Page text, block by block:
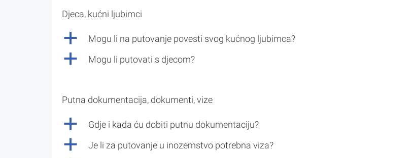
Djeca, kućni ljubimci
a Mogu li na putovanje povesti svog kućnog ljubimca?
a Mogu li putovati s djecom?
Putna dokumentacija, dokumenti, vize
a Gdje i kada ću dobiti putnu dokumentaciju?
a Je li za putovanje u inozemstvo potrebna viza?